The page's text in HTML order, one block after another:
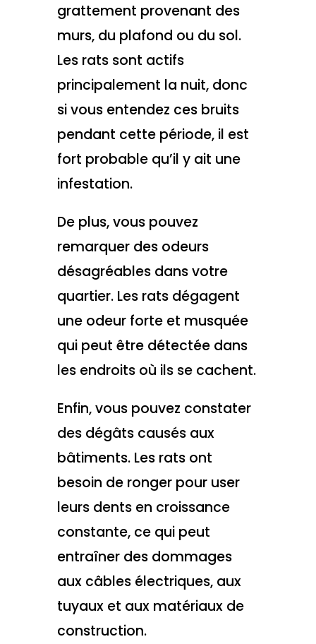
grattement provenant des
murs, du plafond ou du sol.
Les rats sont actifs
principalement la nuit, donc
si vous entendez ces bruits
pendant cette période, il est
fort probable qu’il y ait une
infestation.
De plus, vous pouvez
remarquer des odeurs
désagréables dans votre
quartier. Les rats dégagent
une odeur forte et musquée
qui peut être détectée dans
les endroits où ils se cachent.
Enfin, vous pouvez constater
des dégâts causés aux
bâtiments. Les rats ont
besoin de ronger pour user
leurs dents en croissance
constante, ce qui peut
entraîner des dommages
aux câbles électriques, aux
tuyaux et aux matériaux de
construction.